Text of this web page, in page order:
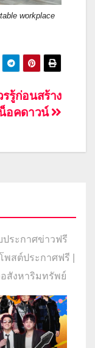
workplace
รู้ก่อนสร้าง
อคดาวน์
ประกาศข่าวฟรี
สต์ประกาศฟรี |
สังหาริมทรัพย์